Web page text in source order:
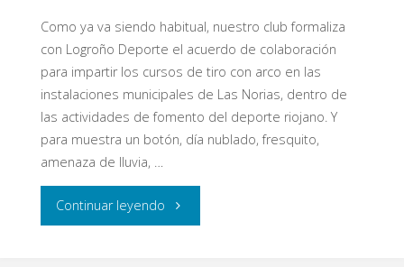
Como ya va siendo habitual, nuestro club formaliza
con Logroño Deporte el acuerdo de colaboración
para impartir los cursos de tiro con arco en las
instalaciones municipales de Las Norias, dentro de
las actividades de fomento del deporte riojano. Y
para muestra un botón, día nublado, fresquito,
amenaza de lluvia, …
Continuar leyendo "Curso